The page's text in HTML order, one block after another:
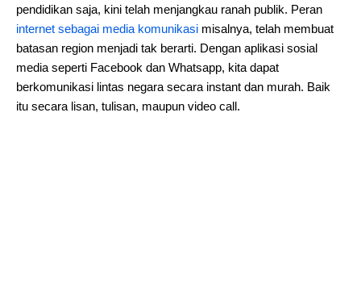
pendidikan saja, kini telah menjangkau ranah publik. Peran
internet sebagai media komunikasi misalnya, telah membuat
batasan region menjadi tak berarti. Dengan aplikasi sosial
media seperti Facebook dan Whatsapp, kita dapat
berkomunikasi lintas negara secara instant dan murah. Baik
itu secara lisan, tulisan, maupun video call.